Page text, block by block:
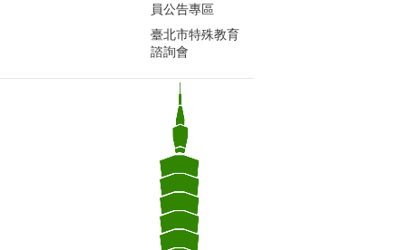
員公告專區
臺北市特殊教育
諮詢會